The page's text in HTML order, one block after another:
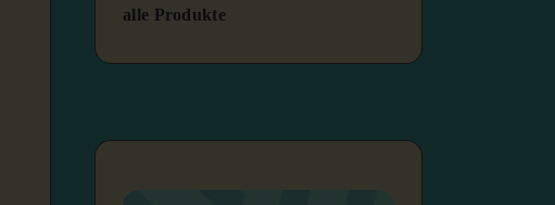
alle Produkte